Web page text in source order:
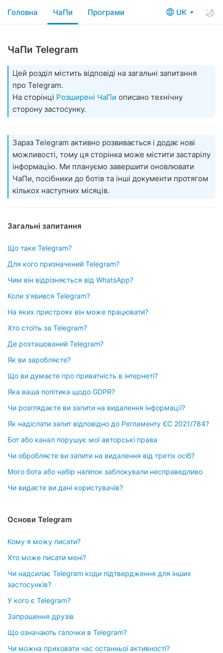
UK
Головна ЧаПи Програми
ЧаПи Telegram
Цей розділ містить відповіді на загальні запитання
про Telegram.
На сторінці Розширені ЧаПи описано технічну
сторону застосунку.
Зараз Telegram активно розвивається і додає нові
можливості, тому ця сторінка може містити застарілу
інформацію. Ми плануємо завершити оновлювати
ЧаПи, посібники до ботів та інші документи протягом
кількох наступних місяців.
Загальні запитання
Що таке Telegram?
Для кого призначений Telegram?
Чим він відрізняється від WhatsApp?
Коли зʼявився Telegram?
На яких пристроях він може працювати?
Хто стоїть за Telegram?
Де розташований Telegram?
Як ви заробляєте?
Що ви думаєте про приватність в інтернеті?
Яка ваша політика щодо GDPR?
Чи розглядаєте ви запити на видалення інформації?
Як надіслати запит відповідно до Регламенту ЄС 2021/784?
Бот або канал порушує мої авторські права
Чи обробляєте ви запити на видалення від третіх осіб?
Мого бота або набір наліпок заблокували несправедливо
Чи видаєте ви дані користувачів?
Основи Telegram
Кому я можу писати?
Хто може писати мені?
Чи надсилає Telegram коди підтвердження для інших
застосунків?
У кого є Telegram?
Запрошення друзів
Що означають галочки в Telegram?
Чи можна приховати час останньої активності?